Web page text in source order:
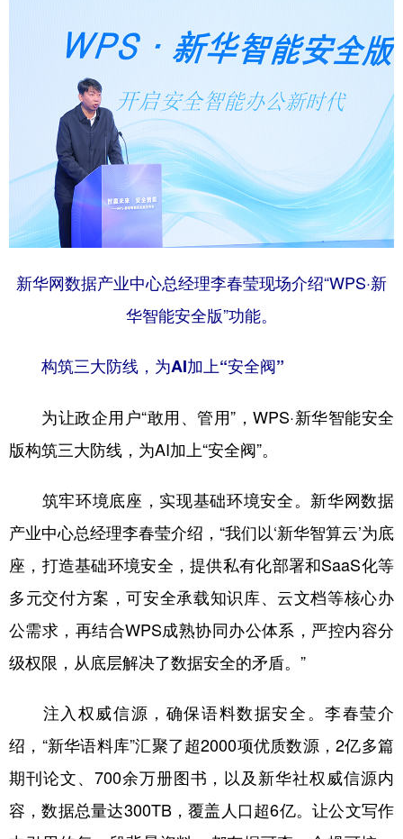
山东 湖北 湖南
四川 贵州 云南 西藏
陕西 甘肃
新疆 内蒙古 黑龙江
English Español Français
Deutsch Português
新华网数据产业中心总经理李春莹现场介绍“WPS·新
华智能安全版”功能。
构筑三大防线，为AI加上“安全阀”
为让政企用户“敢用、管用”，WPS·新华智能安全
版构筑三大防线，为AI加上“安全阀”。
筑牢环境底座，实现基础环境安全。新华网数据
产业中心总经理李春莹介绍，“我们以‘新华智算云’为底
座，打造基础环境安全，提供私有化部署和SaaS化等
多元交付方案，可安全承载知识库、云文档等核心办
公需求，再结合WPS成熟协同办公体系，严控内容分
级权限，从底层解决了数据安全的矛盾。”
注入权威信源，确保语料数据安全。李春莹介
绍，“新华语料库”汇聚了超2000项优质数源，2亿多篇
期刊论文、700余万册图书，以及新华社权威信源内
容，数据总量达300TB，覆盖人口超6亿。让公文写作